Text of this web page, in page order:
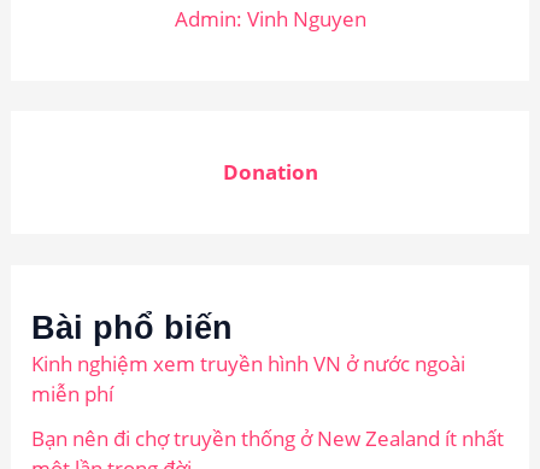
Admin: Vinh Nguyen
Donation
Bài phổ biến
Kinh nghiệm xem truyền hình VN ở nước ngoài
miễn phí
Bạn nên đi chợ truyền thống ở New Zealand ít nhất